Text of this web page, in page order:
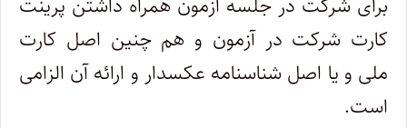
کارت شرکت در آزمون و هم چنین اصل کارت
ملی و یا اصل شناسنامه عکسدار و ارائه آن الزامی
است.